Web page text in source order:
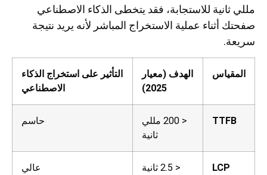
مللي ثانية للاستجابة، فقد يتخطى الذكاء الاصطناعي
صفحتك أثناء عملية الاستخراج المباشر لأنه يريد نتيجة
سريعة.
المقياس
الهدف (معيار
2025)
التأثير على استخراج الذكاء
الاصطناعي
TTFB
< 200 مللي
ثانية
حاسم
LCP < 2.5 ثانية عالي